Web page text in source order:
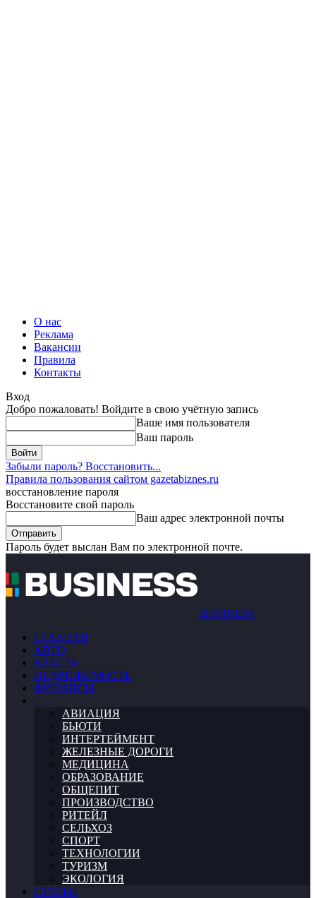
О нас
Реклама
Вакансии
Правила
Контакты
Вход
Добро пожаловать! Войдите в свою учётную запись
Ваше имя пользователя
Ваш пароль
Забыли пароль? Восстановить...
Правила пользования сайтом gazetabiznes.ru
восстановление пароля
Восстановите свой пароль
Ваш адрес электронной почты
Пароль будет выслан Вам по электронной почте.
BUSINESS
ГЛАВНАЯ
АВТО
ВЛАСТЬ
НЕДВИЖИМОСТЬ
ФИНАНСЫ
…
АВИАЦИЯ
БЬЮТИ
ИНТЕРТЕЙМЕНТ
ЖЕЛЕЗНЫЕ ДОРОГИ
МЕДИЦИНА
ОБРАЗОВАНИЕ
ОБЩЕПИТ
ПРОИЗВОДСТВО
РИТЕЙЛ
СЕЛЬХОЗ
СПОРТ
ТЕХНОЛОГИИ
ТУРИЗМ
ЭКОЛОГИЯ
СТАТЬИ